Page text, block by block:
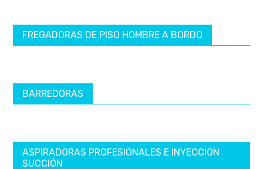
FREGADORAS DE PISO HOMBRE A BORDO
BARREDORAS
ASPIRADORAS PROFESIONALES E INYECCION
SUCCIÓN